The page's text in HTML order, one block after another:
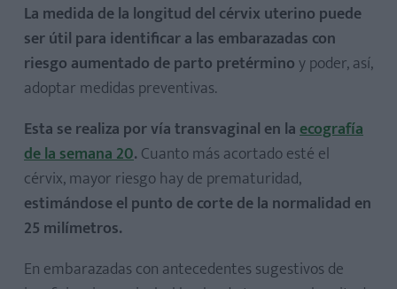
La medida de la longitud del cérvix uterino puede
ser útil para identificar a las embarazadas con
riesgo aumentado de parto pretérminoy poder, así,
adoptar medidas preventivas.
Esta se realiza por vía transvaginal en laecografía
de la semana 20. Cuanto más acortado esté el
cérvix, mayor riesgo hay de prematuridad,
estimándose el punto de corte de la normalidad en
25 milímetros.
En embarazadas con antecedentes sugestivos de